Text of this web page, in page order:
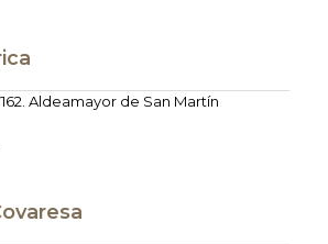
Aldeamayor de San Martín